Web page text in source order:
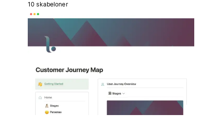
10 skabeloner